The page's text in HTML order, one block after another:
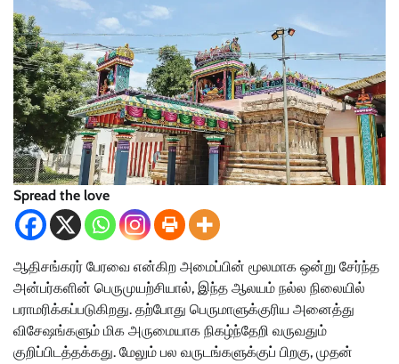
Spread the love
ஆதிசங்கரர் பேரவை என்கிற அமைப்பின் மூலமாக ஒன்று சேர்ந்த
அன்பர்களின் பெருமுயற்சியால், ‌இந்த ஆலயம் நல்ல நிலையில்
பராமரிக்கப்படுகிறது. தற்போது பெருமாளுக்குரிய அனைத்து
விசேஷங்களும் மிக அருமையாக நிகழ்ந்தேறி வருவதும்
குறிப்பிடத்தக்கது. மேலும் பல வருடங்களுக்குப் பிறகு, முதன்